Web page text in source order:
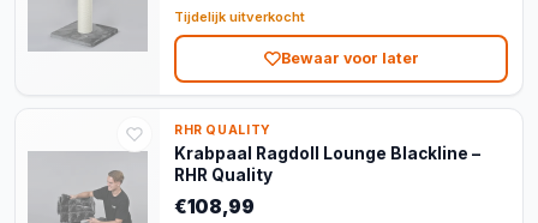
Tijdelijk uitverkocht
Bewaar voor later
RHR QUALITY
Krabpaal Ragdoll Lounge Blackline –
RHR Quality
€108,99